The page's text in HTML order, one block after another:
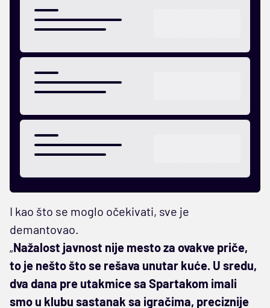
I kao što se moglo očekivati, sve je
demantovao.
„Nažalost javnost nije mesto za ovakve priče,
to je nešto što se rešava unutar kuće. U sredu,
dva dana pre utakmice sa Spartakom imali
smo u klubu sastanak sa igračima, preciznije